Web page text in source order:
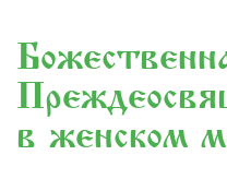
в женском